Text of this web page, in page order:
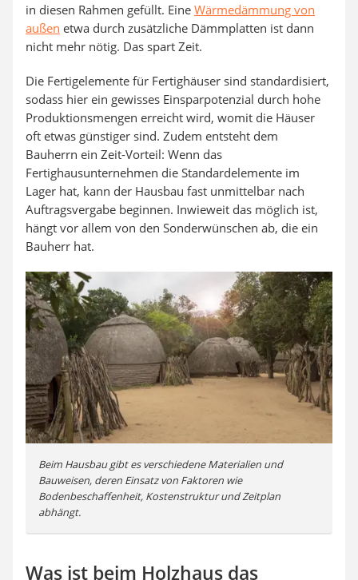
in diesen Rahmen gefüllt. Eine Wärmedämmung von
außen etwa durch zusätzliche Dämmplatten ist dann
nicht mehr nötig. Das spart Zeit.
Die Fertigelemente für Fertighäuser sind standardisiert,
sodass hier ein gewisses Einsparpotenzial durch hohe
Produktionsmengen erreicht wird, womit die Häuser
oft etwas günstiger sind. Zudem entsteht dem
Bauherrn ein Zeit-Vorteil: Wenn das
Fertighausunternehmen die Standardelemente im
Lager hat, kann der Hausbau fast unmittelbar nach
Auftragsvergabe beginnen. Inwieweit das möglich ist,
hängt vor allem von den Sonderwünschen ab, die ein
Bauherr hat.
Beim Hausbau gibt es verschiedene Materialien und
Bauweisen, deren Einsatz von Faktoren wie
Bodenbeschaffenheit, Kostenstruktur und Zeitplan
abhängt.
Was ist beim Holzhaus das